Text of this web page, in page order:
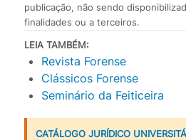
publicação, não sendo
finalidades ou a terceiros.
LEIA TAMBÉM:
Revista Forense
Clássicos Forense
Seminário da Feiticeira
CATÁLOGO JURÍDICO